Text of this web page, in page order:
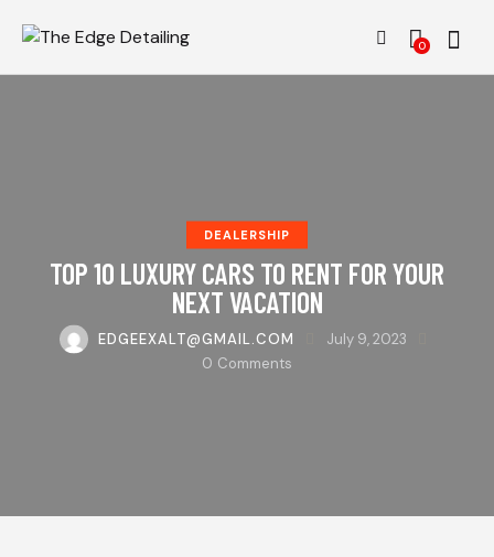
0
DEALERSHIP
TOP 10 LUXURY CARS TO RENT FOR YOUR
NEXT VACATION
EDGEEXALT@GMAIL.COM
July 9, 2023
0 Comments